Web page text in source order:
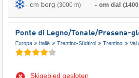
- cm berg (3000 m) - cm dal
Ponte di Legno/​​Tonale/​​Presena-
Europa Italië Trentino-Südtirol Trentino Val
Skigebied gesloten